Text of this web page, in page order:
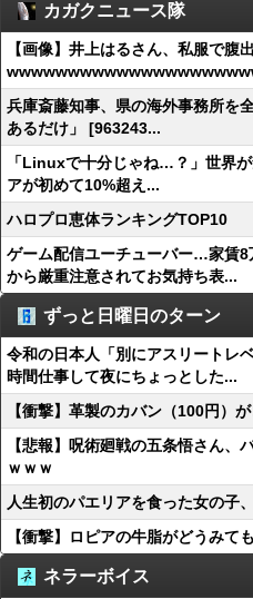
カガクニュース隊
【画像】井上はるさん、私服で腹
兵庫斎藤知事、県の海外事務所を
あるだけ」 [963243...
「Linuxで十分じゃね…？」世界
アが初めて10%超え...
ハロプロ恵体ランキングTOP10
ゲーム配信ユーチューバー…家賃
から厳重注意されてお気持ち表...
ずっと日曜日のターン
令和の日本人「別にアスリートレ
時間仕事して夜にちょっとした...
【衝撃】革製のカバン（100円）
【悲報】呪術廻戦の五条悟さん、
ｗｗｗ
人生初のパエリアを食った女の子
【衝撃】ロピアの牛脂がどうみて
ネラーボイス